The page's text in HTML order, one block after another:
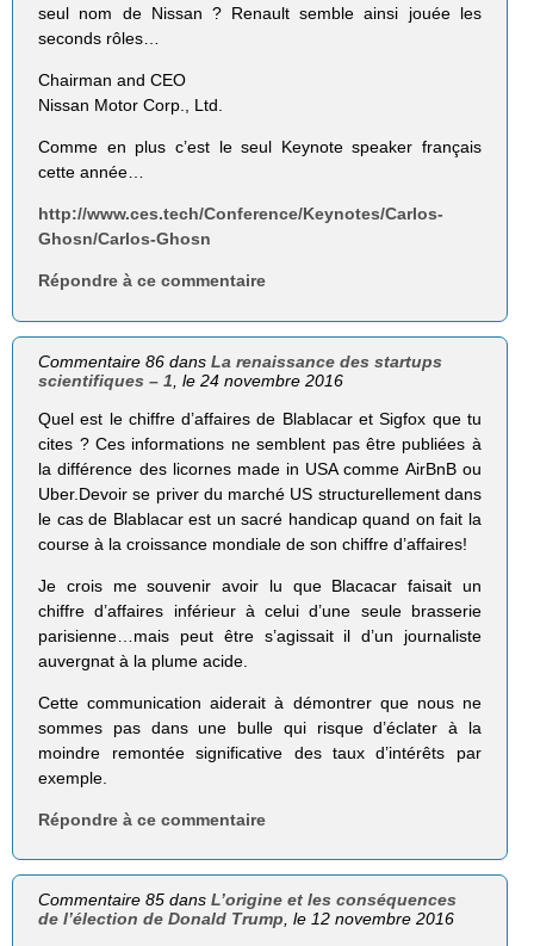
seul nom de Nissan ? Renault semble ainsi jouée les
seconds rôles…
Chairman and CEO
Nissan Motor Corp., Ltd.
Comme en plus c’est le seul Keynote speaker français
cette année…
http://www.ces.tech/Conference/Keynotes/Carlos-
Ghosn/Carlos-Ghosn
Répondre à ce commentaire
Commentaire 86 dansLa renaissance des startups
scientifiques – 1 , le 24 novembre 2016
Quel est le chiffre d’affaires de Blablacar et Sigfox que tu
cites ? Ces informations ne semblent pas être publiées à
la différence des licornes made in USA comme AirBnB ou
Uber.Devoir se priver du marché US structurellement dans
le cas de Blablacar est un sacré handicap quand on fait la
course à la croissance mondiale de son chiffre d’affaires!
Je crois me souvenir avoir lu que Blacacar faisait un
chiffre d’affaires inférieur à celui d’une seule brasserie
parisienne…mais peut être s’agissait il d’un journaliste
auvergnat à la plume acide.
Cette communication aiderait à démontrer que nous ne
sommes pas dans une bulle qui risque d’éclater à la
moindre remontée significative des taux d’intérêts par
exemple.
Répondre à ce commentaire
Commentaire 85 dansL’origine et les conséquences
de l’élection de Donald Trump , le 12 novembre 2016